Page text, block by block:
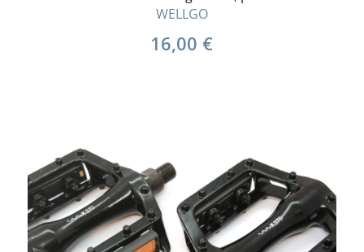
WELLGO
16,00 €